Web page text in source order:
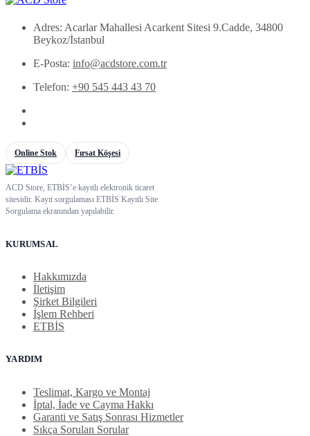
Adres: Acarlar Mahallesi Acarkent Sitesi 9.Cadde, 34800
Beykoz/İstanbul
E-Posta: info@acdstore.com.tr
Telefon: +90 545 443 43 70
Online Stok Fırsat Köşesi
ACD Store, ETBİS’e kayıtlı elektronik ticaret
sitesidir. Kayıt sorgulaması ETBİS Kayıtlı Site
Sorgulama ekranından yapılabilir.
KURUMSAL
Hakkımızda
İletişim
Şirket Bilgileri
İşlem Rehberi
ETBİS
YARDIM
Teslimat, Kargo ve Montaj
İptal, İade ve Cayma Hakkı
Garanti ve Satış Sonrası Hizmetler
Sıkça Sorulan Sorular